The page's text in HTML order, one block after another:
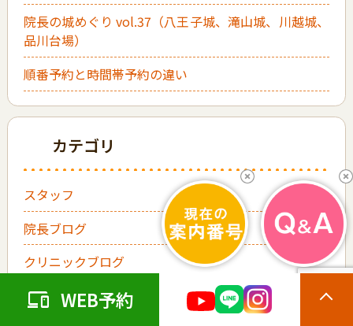
WEB予約
院長の城めぐり vol.37（八王子城、滝山城、川越城、
品川台場）
順番予約と時間帯予約の違い
カテゴリ
スタッフ
院長ブログ
クリニックブログ
絵本紹介